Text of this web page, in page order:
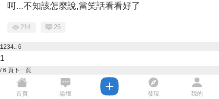
呵...不知該怎麼說,當笑話看看好了
214 25
1234.. 6
/ 6 頁下一頁
首頁 論壇 發現 我的